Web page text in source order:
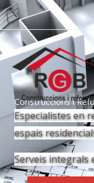
Ir
al
contenido
Construccions i
Especialistes en
espais
Serveis integrals